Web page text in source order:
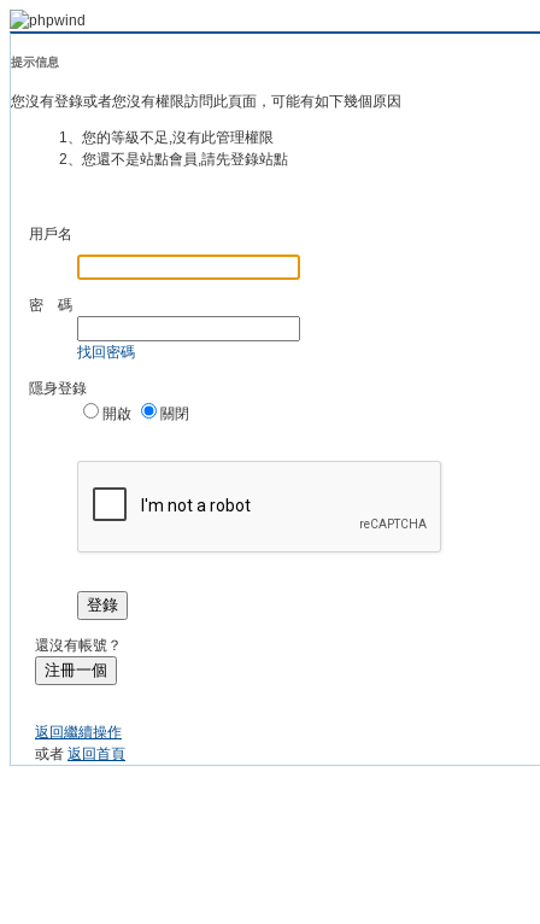
提示信息
您沒有登錄或者您沒有權限訪問此頁面，可能有如下幾個原因
1、您的等級不足,沒有此管理權限
2、您還不是站點會員,請先登錄站點
用戶名
密 碼
找回密碼
隱身登錄
開啟
關閉
登錄
還沒有帳號？
注冊一個
返回繼續操作
或者 返回首頁